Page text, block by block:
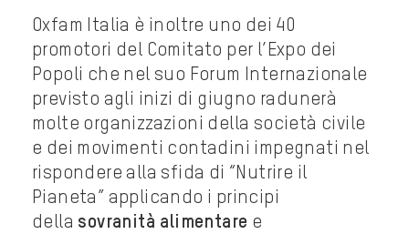
Oxfam Italia è inoltre uno dei 40
promotori del Comitato per l’Expo dei
Popoli che nel suo Forum Internazionale
previsto agli inizi di giugno radunerà
molte organizzazioni della società civile
e dei movimenti contadini impegnati nel
rispondere alla sfida di “Nutrire il
Pianeta” applicando i principi
della sovranità alimentare e